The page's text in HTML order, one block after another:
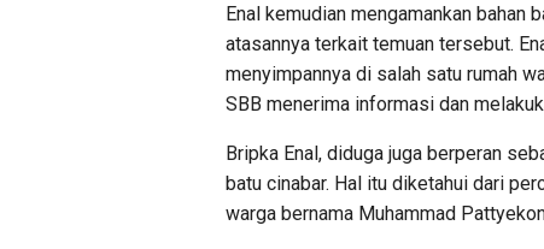
Enal kemudian mengamankan bahan
atasannya terkait temuan tersebut.
menyimpannya di salah satu rumah
SBB menerima informasi dan
Bripka Enal, diduga juga berperan
batu cinabar. Hal itu diketahui dari
warga bernama Muhammad